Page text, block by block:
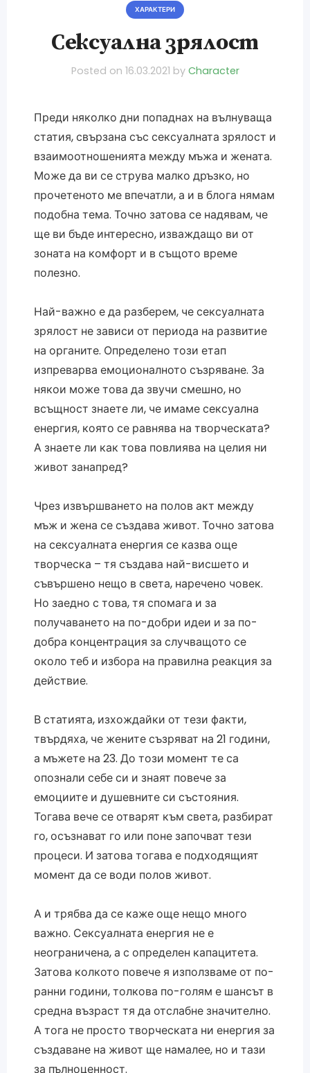
ХАРАКТЕРИ
Сексуална зрялост
Posted on 16.03.2021 by Character
Преди няколко дни попаднах на вълнуваща
статия, свързана със сексуалната зрялост и
взаимоотношенията между мъжа и жената.
Може да ви се струва малко дръзко, но
прочетеното ме впечатли, а и в блога нямам
подобна тема. Точно затова се надявам, че
ще ви бъде интересно, изваждащо ви от
зоната на комфорт и в същото време
полезно.
Най-важно е да разберем, че сексуалната
зрялост не зависи от периода на развитие
на органите. Определено този етап
изпреварва емоционалното съзряване. За
някои може това да звучи смешно, но
всъщност знаете ли, че имаме сексуална
енергия, която се равнява на творческата?
А знаете ли как това повлиява на целия ни
живот занапред?
Чрез извършването на полов акт между
мъж и жена се създава живот. Точно затова
на сексуалната енергия се казва още
творческа – тя създава най-висшето и
съвършено нещо в света, наречено човек.
Но заедно с това, тя спомага и за
получаването на по-добри идеи и за по-
добра концентрация за случващото се
около теб и избора на правилна реакция за
действие.
В статията, изхождайки от тези факти,
твърдяха, че жените съзряват на 21 години,
а мъжете на 23. До този момент те са
опознали себе си и знаят повече за
емоциите и душевните си състояния.
Тогава вече се отварят към света, разбират
го, осъзнават го или поне започват тези
процеси. И затова тогава е подходящият
момент да се води полов живот.
А и трябва да се каже още нещо много
важно. Сексуалната енергия не е
неограничена, а с определен капацитета.
Затова колкото повече я използваме от по-
ранни години, толкова по-голям е шансът в
средна възраст тя да отслабне значително.
А тога не просто творческата ни енергия за
създаване на живот ще намалее, но и тази
за пълноценност.